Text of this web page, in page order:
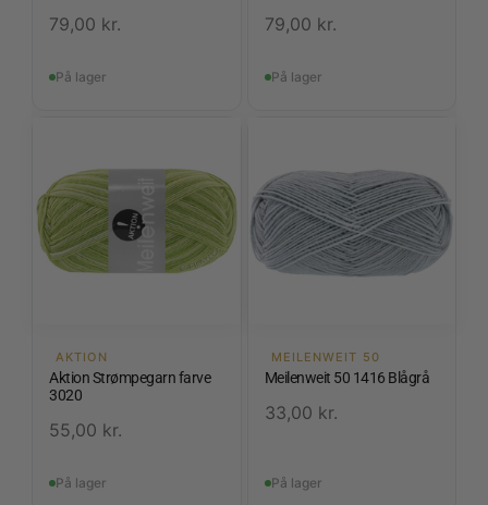
79,00 kr.
På lager
79,00 kr.
På lager
AKTION
Aktion Strømpegarn farve
3020
55,00 kr.
På lager
MEILENWEIT 50
Meilenweit 50 1416 Blågrå
33,00 kr.
På lager